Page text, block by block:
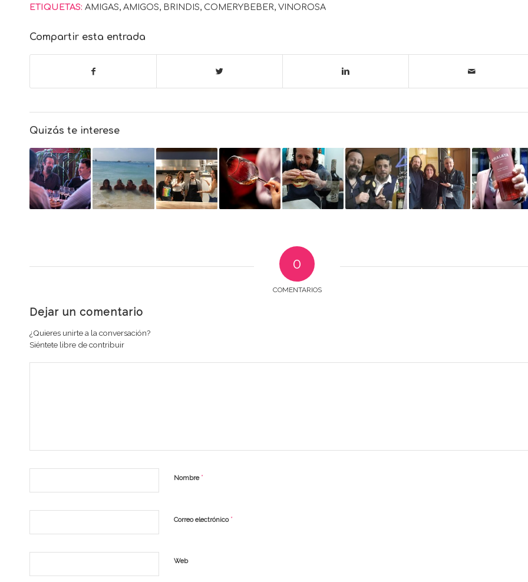
ETIQUETAS: AMIGAS, AMIGOS, BRINDIS, COMERYBEBER, VINOROSA
Compartir esta entrada
Quizás te interese
0
COMENTARIOS
Dejar un comentario
¿Quieres unirte a la conversación?
Siéntete libre de contribuir
Nombre *
Correo electrónico *
Web